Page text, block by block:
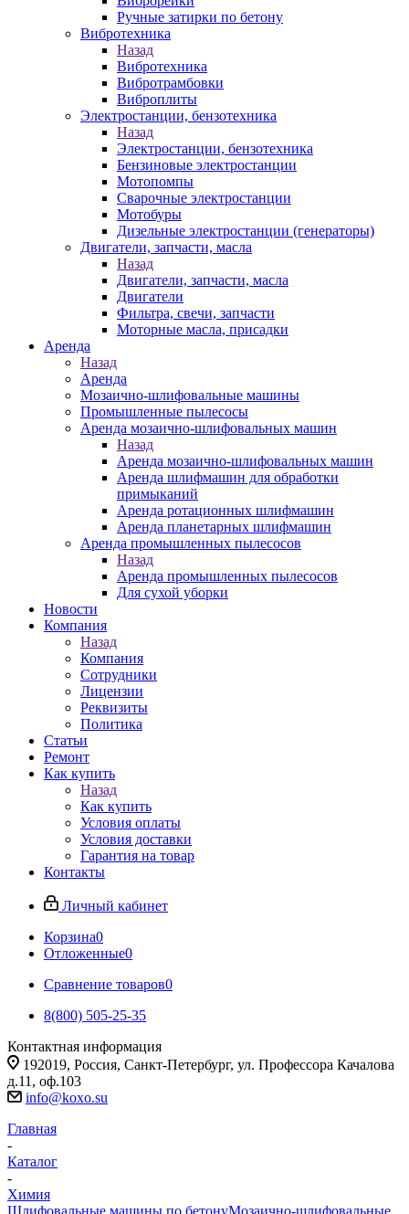
Ручные затирки по бетону
Вибротехника
Назад
Вибротехника
Вибротрамбовки
Виброплиты
Электростанции, бензотехника
Назад
Электростанции, бензотехника
Бензиновые электростанции
Мотопомпы
Сварочные электростанции
Мотобуры
Дизельные электростанции (генераторы)
Двигатели, запчасти, масла
Назад
Двигатели, запчасти, масла
Двигатели
Фильтра, свечи, запчасти
Моторные масла, присадки
Аренда
Назад
Аренда
Мозаично-шлифовальные машины
Промышленные пылесосы
Аренда мозаично-шлифовальных машин
Назад
Аренда мозаично-шлифовальных машин
Аренда шлифмашин для обработки
примыканий
Аренда ротационных шлифмашин
Аренда планетарных шлифмашин
Аренда промышленных пылесосов
Назад
Аренда промышленных пылесосов
Для сухой уборки
Новости
Компания
Назад
Компания
Сотрудники
Лицензии
Реквизиты
Политика
Статьи
Ремонт
Как купить
Назад
Как купить
Условия оплаты
Условия доставки
Гарантия на товар
Контакты
Личный кабинет
Корзина0
Отложенные0
Сравнение товаров0
8(800) 505-25-35
Контактная информация
192019, Россия, Санкт-Петербург, ул. Профессора Качалова
д.11, оф.103
info@koxo.su
Главная
-
Каталог
-
Химия
Шлифовальные машины по бетонуМозаично-шлифовальные